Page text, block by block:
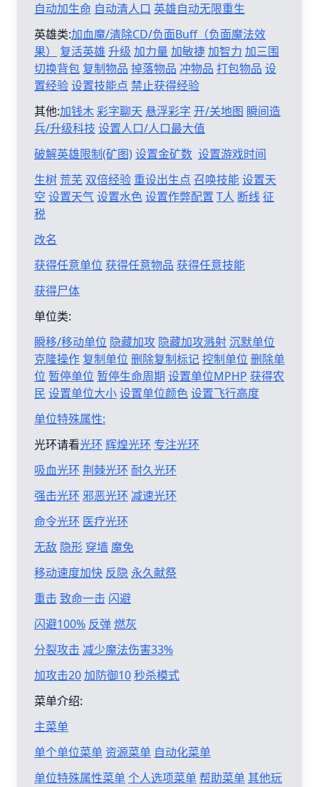
自动加生命 自动清人口 英雄自动无限重生
英雄类:加血魔/清除CD/负面Buff（负面魔法效
果）
复活英雄 升级 加力量 加敏捷加智力 加三围
切换背包 复制物品 掉落物品 冲物品 打包物品 设
置经验设置技能点 禁止获得经验
其他:加钱木彩字聊天 悬浮彩字 开/关地图 瞬间造
兵/升级科技 设置人口/人口最大值
破解英雄限制(矿图)设置金矿数 设置游戏时间
生树 荒芜 双倍经验 重设出生点 召唤技能设置天
空 设置天气设置水色设置作弊配置 T人 断线征
税
改名
获得任意单位 获得任意物品 获得任意技能
获得尸体
单位类:
瞬移/移动单位 隐藏加攻 隐藏加攻溅射沉默单位
克隆操作 复制单位 删除复制标记控制单位 删除单
位 暂停单位 暂停生命周期 设置单位MPHP 获得农
民 设置单位大小设置单位颜色设置飞行高度
单位特殊属性:
光环请看光环 辉煌光环 专注光环
吸血光环 荆棘光环 耐久光环
强击光环 邪恶光环 减速光环
命令光环 医疗光环
无敌 隐形 穿墙 魔免
移动速度加快 反隐 永久献祭
重击 致命一击 闪避
闪避100% 反弹燃灰
分裂攻击 减少魔法伤害33%
加攻击20加防御10秒杀模式
菜单介绍:
主菜单
单个单位菜单 资源菜单 自动化菜单
单位特殊属性菜单个人选项菜单帮助菜单其他玩